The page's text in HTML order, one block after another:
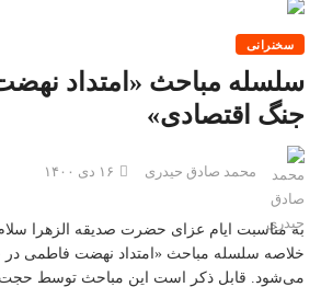
سخنرانی
سلسله مباحث «امتداد
جنگ اقتصادی»
محمد صادق حیدری
به مناسبت ایام عزای حضرت صدیقه الزهرا
خلاصه سلسله مباحث «امتداد نهضت فاطمی در
می‌شود. قابل ذکر است این مباحث توسط